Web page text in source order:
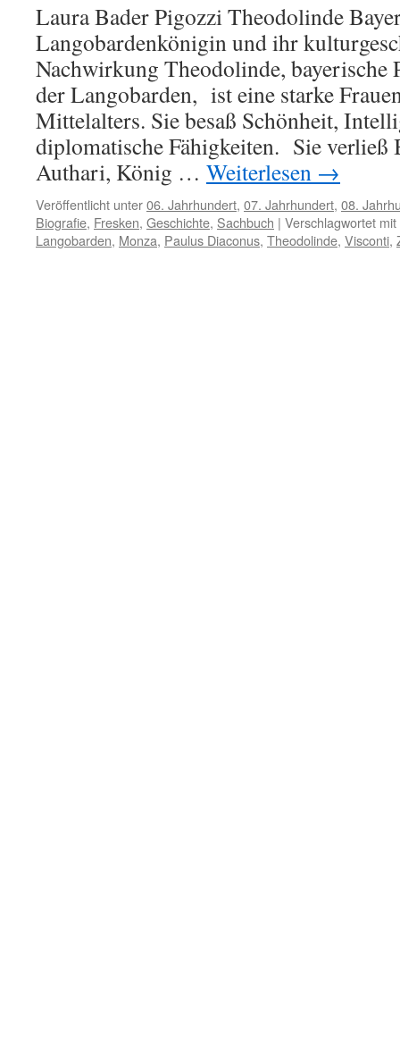
Laura Bader Pigozzi Theodolinde
Langobardenkönigin und ihr
Nachwirkung Theodolinde, bayerische
der Langobarden, ist eine starke
Mittelalters. Sie besaß Schönheit,
diplomatische Fähigkeiten. Sie verließ
Authari, König … Weiterlesen →
Veröffentlicht unter06. Jahrhundert, 07. Jahrhundert, 08.
Biografie, Fresken, Geschichte, Sachbuch | Verschlagwortet mit
Langobarden, Monza, Paulus Diaconus, Theodolinde, Visconti,